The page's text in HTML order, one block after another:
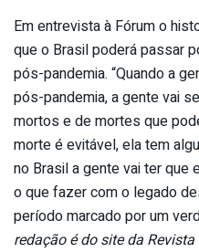
Em entrevista à Fórum o
que o Brasil poderá passar
pós-pandemia. “Quando a
pós-pandemia, a gente vai
mortos e de mortes que
morte é evitável, ela tem
no Brasil a gente vai ter que
o que fazer com o legado
período marcado por um
redação é do site da